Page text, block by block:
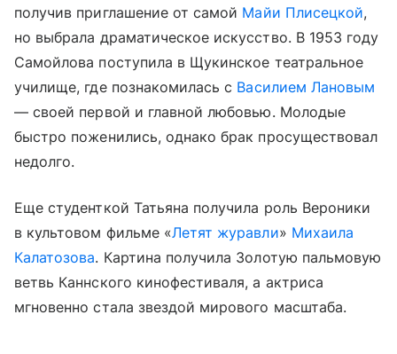
получив приглашение от самой Майи Плисецкой,
но выбрала драматическое искусство. В 1953 году
Самойлова поступила в Щукинское театральное
училище, где познакомилась с Василием Лановым
— своей первой и главной любовью. Молодые
быстро поженились, однако брак просуществовал
недолго.
Еще студенткой Татьяна получила роль Вероники
в культовом фильме «Летят журавли» Михаила
Калатозова. Картина получила Золотую пальмовую
ветвь Каннского кинофестиваля, а актриса
мгновенно стала звездой мирового масштаба.